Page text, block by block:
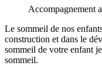
Accompagnement
Le sommeil de nos
construction et dans le
sommeil de votre enfant
sommeil.